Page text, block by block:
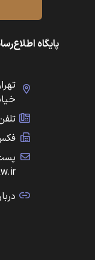
پایگاه
تلفن: ۲۲۲۹۰۱۹۱-
فکس: